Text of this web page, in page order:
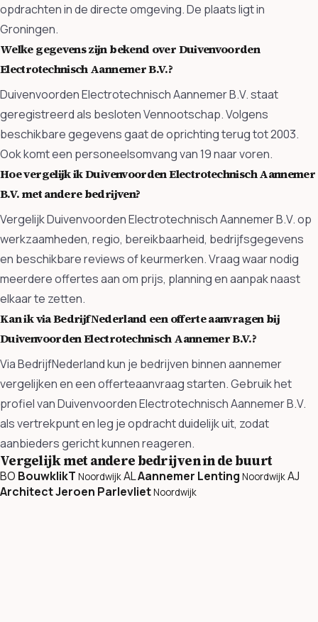
opdrachten in de directe omgeving. De plaats ligt in
Groningen.
Welke gegevens zijn bekend over Duivenvoorden
Electrotechnisch Aannemer B.V.?
Duivenvoorden Electrotechnisch Aannemer B.V. staat
geregistreerd als besloten Vennootschap. Volgens
beschikbare gegevens gaat de oprichting terug tot 2003.
Ook komt een personeelsomvang van 19 naar voren.
Hoe vergelijk ik Duivenvoorden Electrotechnisch Aannemer
B.V. met andere bedrijven?
Vergelijk Duivenvoorden Electrotechnisch Aannemer B.V. op
werkzaamheden, regio, bereikbaarheid, bedrijfsgegevens
en beschikbare reviews of keurmerken. Vraag waar nodig
meerdere offertes aan om prijs, planning en aanpak naast
elkaar te zetten.
Kan ik via BedrijfNederland een offerte aanvragen bij
Duivenvoorden Electrotechnisch Aannemer B.V.?
Via BedrijfNederland kun je bedrijven binnen aannemer
vergelijken en een offerteaanvraag starten. Gebruik het
profiel van Duivenvoorden Electrotechnisch Aannemer B.V.
als vertrekpunt en leg je opdracht duidelijk uit, zodat
aanbieders gericht kunnen reageren.
Vergelijk met andere bedrijven in de buurt
BO BouwklikT NoordwijkALAannemer Lenting NoordwijkAJ
Architect Jeroen ParlevlietNoordwijk